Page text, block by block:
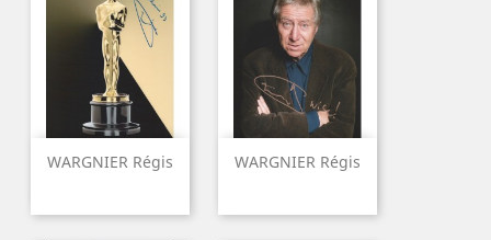
WARGNIER Régis WARGNIER Régis